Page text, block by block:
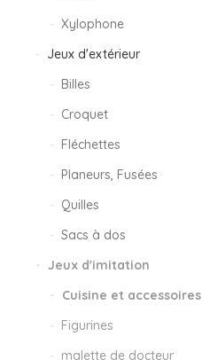
Xylophone
Jeux d'extérieur
Billes
Croquet
Fléchettes
Planeurs, Fusées
Quilles
Sacs à dos
Jeux d'imitation
Cuisine et accessoires
Figurines
malette de docteur